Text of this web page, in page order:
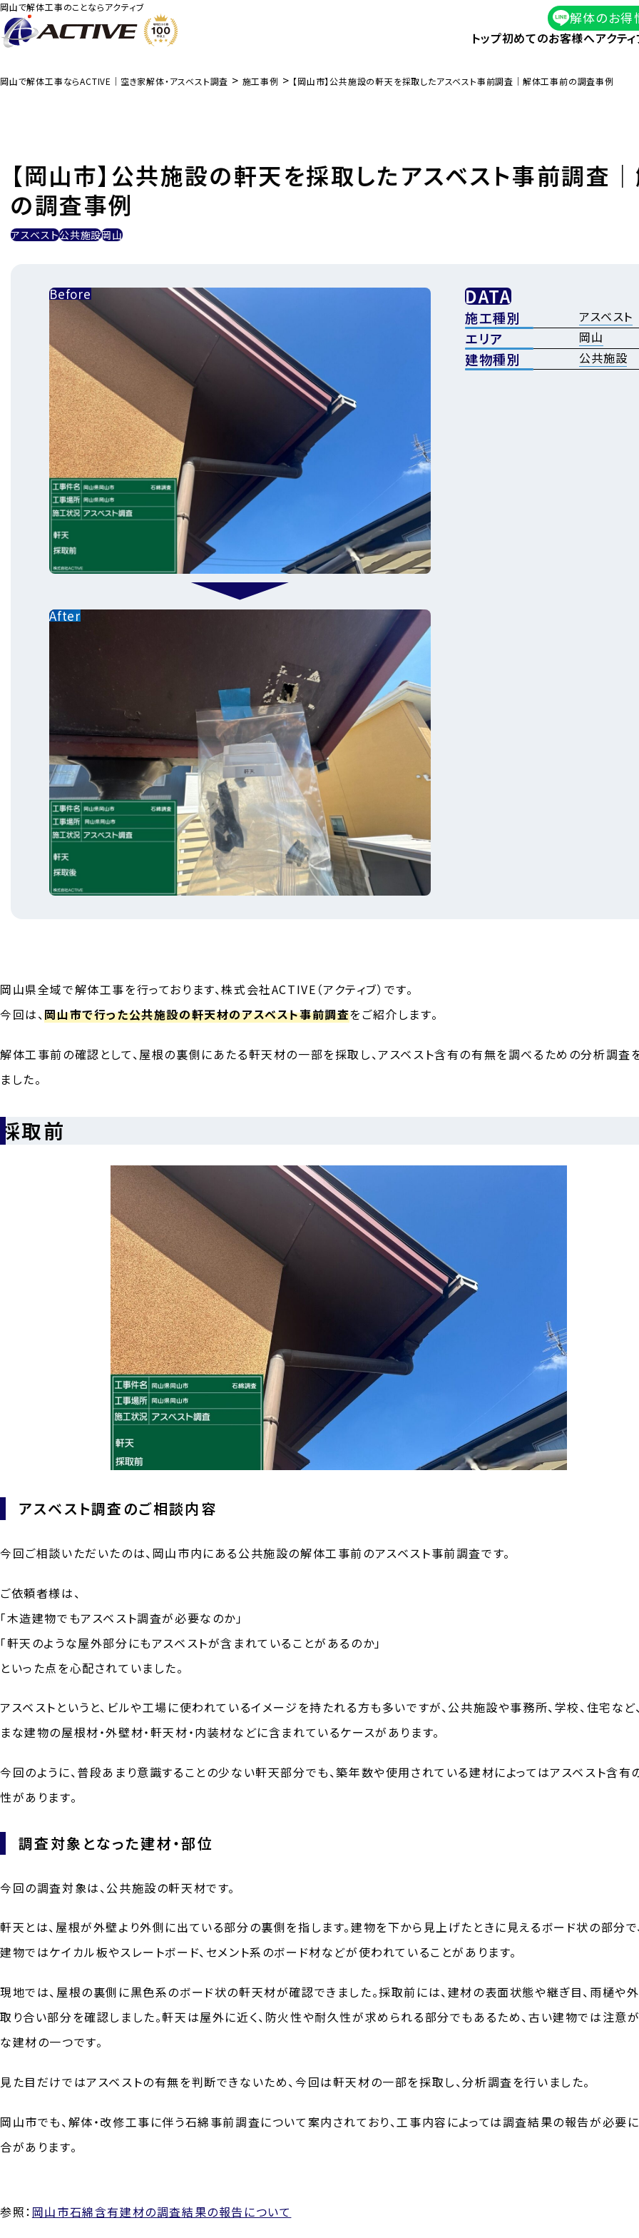
岡山で解体工事のことならアクティブ
解体のお得
トップ初めてのお客様へアクテ
岡山で解体工事ならACTIVE｜空き家解体・アスベスト調査 > 施工事例 > 【岡山市】公共施設の軒天を採取したアスベスト事前調査｜解体工事前の調査事例
【岡山市】公共施設の軒天を採取したアスベスト事前調査
の調査事例
アスベスト公共施設岡山
DATA
施工種別 アスベスト
エリア 岡山
建物種別 公共施設
岡山県全域で解体工事を行っております、株式会社ACTIVE（アクティブ）です。
今回は、岡山市で行った公共施設の軒天材のアスベスト事前調査をご紹介します。
解体工事前の確認として、屋根の裏側にあたる軒天材の一部を採取し、アスベスト含有の有無を調べるための分析調査
ました。
採取前
アスベスト調査のご相談内容
今回ご相談いただいたのは、岡山市内にある公共施設の解体工事前のアスベスト事前調査です。
ご依頼者様は、
「木造建物でもアスベスト調査が必要なのか」
「軒天のような屋外部分にもアスベストが含まれていることがあるのか」
といった点を心配されていました。
アスベストというと、ビルや工場に使われているイメージを持たれる方も多いですが、公共施設や事務所、学校、住宅など
まな建物の屋根材・外壁材・軒天材・内装材などに含まれているケースがあります。
今回のように、普段あまり意識することの少ない軒天部分でも、築年数や使用されている建材によってはアスベスト含有
性があります。
調査対象となった建材・部位
今回の調査対象は、公共施設の軒天材です。
軒天とは、屋根が外壁より外側に出ている部分の裏側を指します。建物を下から見上げたときに見えるボード状の部分で
建物ではケイカル板やスレートボード、セメント系のボード材などが使われていることがあります。
現地では、屋根の裏側に黒色系のボード状の軒天材が確認できました。採取前には、建材の表面状態や継ぎ目、雨樋や
取り合い部分を確認しました。軒天は屋外に近く、防火性や耐久性が求められる部分でもあるため、古い建物では注意
な建材の一つです。
見た目だけではアスベストの有無を判断できないため、今回は軒天材の一部を採取し、分析調査を行いました。
岡山市でも、解体・改修工事に伴う石綿事前調査について案内されており、工事内容によっては調査結果の報告が必要
合があります。
参照： 岡山市石綿含有建材の調査結果の報告について